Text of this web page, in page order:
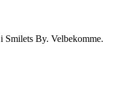
Smilets By. Velbekomme.